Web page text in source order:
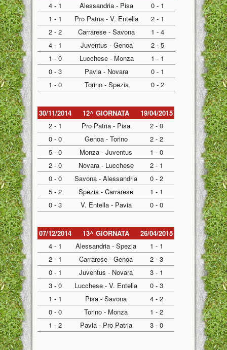
4 - 1
Alessandria - Pisa
0 - 1
1 - 1
Pro Patria - V. Entella
2 - 1
2 - 2
Carrarese - Savona
1 - 4
4 - 1
Juventus - Genoa
2 - 5
1 - 0
Lucchese - Monza
1 - 1
0 - 3
Pavia - Novara
0 - 1
1 - 0
Torino - Spezia 0 - 2
30/11/2014 12^ GIORNATA
19/04/2015
2 - 1
Pro Patria - Pisa
2 - 0
0 - 0
Genoa - Torino
2 - 2
5 - 0
Monza - Juventus
1 - 0
2 - 0
Novara - Lucchese
2 - 1
0 - 0
Savona - Alessandria
0 - 2
5 - 2
Spezia - Carrarese
1 - 1
0 - 3
V. Entella - Pavia 0 - 0
07/12/2014 13^ GIORNATA
26/04/2015
4 - 1
Alessandria - Spezia
1 - 1
2 - 1
Carrarese - Genoa
2 - 3
0 - 1
Juventus - Novara
3 - 1
3 - 0
Lucchese - V. Entella
0 - 3
1 - 1
Pisa - Savona
4 - 2
0 - 0
Torino - Monza
1 - 2
1 - 2
Pavia - Pro Patria 3 - 0